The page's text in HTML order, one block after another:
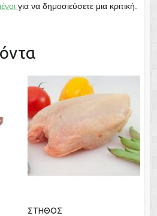
για να δημοσιεύσετε μια κριτική.
ΣΤΗΘΟΣ